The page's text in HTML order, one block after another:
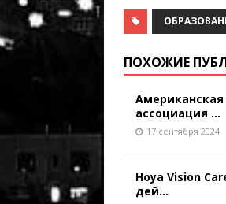
ПОХОЖИЕ
ассоциация ...
17 сентября 2024
Hoya Vision
дей...